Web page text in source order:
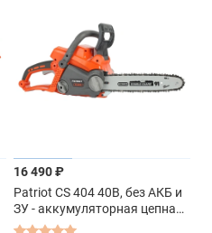
16 490 ₽
Patriot CS 404 40В, без АКБ и
ЗУ - аккумуляторная цепная
пила